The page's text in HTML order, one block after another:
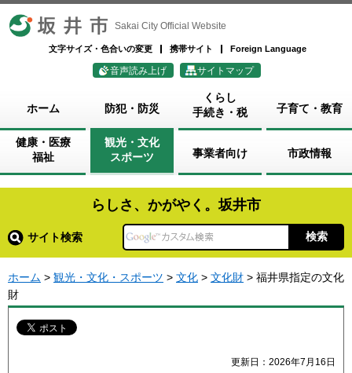
坂井市 Sakai City Official Website
文字サイズ・色合いの変更 携帯サイト Foreign Language
音声読み上げ サイトマップ
ホーム 防犯・防災
くらし
手続き・税
子育て・教育
健康・医療
福祉
観光・文化
スポーツ
事業者向け 市政情報
らしさ、かがやく。坂井市
サイト検索
ホーム > 観光・文化・スポーツ > 文化 > 文化財 > 福井県指定の文化
財
更新日：2026年7月16日